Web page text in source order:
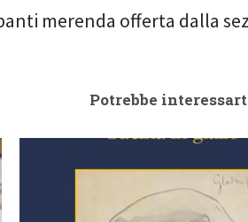
merenda offerta dalla
Potrebbe